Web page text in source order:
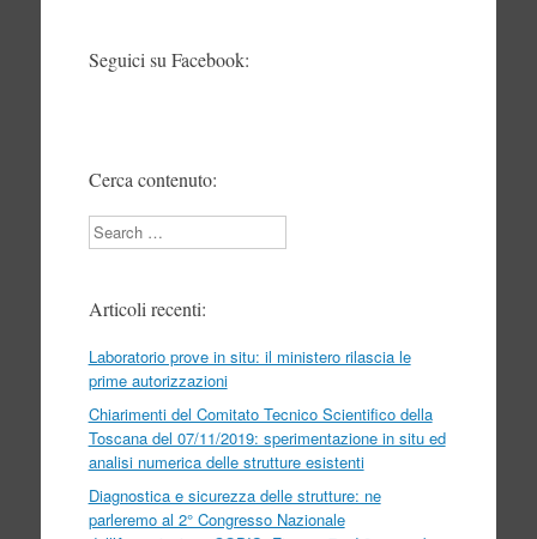
Seguici su Facebook:
Cerca contenuto:
Search
Articoli recenti:
Laboratorio prove in situ: il ministero rilascia le
prime autorizzazioni
Chiarimenti del Comitato Tecnico Scientifico della
Toscana del 07/11/2019: sperimentazione in situ ed
analisi numerica delle strutture esistenti
Diagnostica e sicurezza delle strutture: ne
parleremo al 2° Congresso Nazionale